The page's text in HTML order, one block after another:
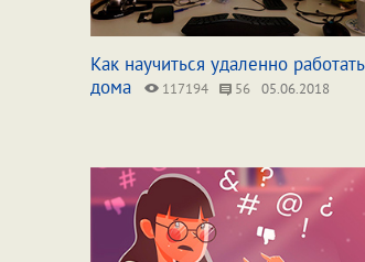
Как научиться удаленно работать
дома
117194 56 05.06.2018